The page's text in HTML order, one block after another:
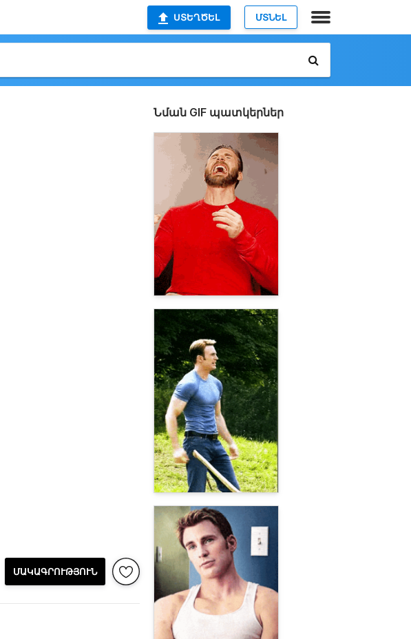
ՍՏԵՂԾԵԼ ՄՏՆԵԼ
ՄԱԿԱԳՐՈՒԹՅՈՒՆ
Նման GIF պատկերներ